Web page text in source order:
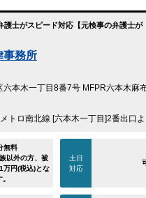
護士がスピード対応【元検事の弁護士が
事務所
本木一丁目8番7号 MFPR六本木麻
トロ南北線 [六本木一丁目]2番出口
無料
以外の方、被
万円(税込)とな
土日
対応